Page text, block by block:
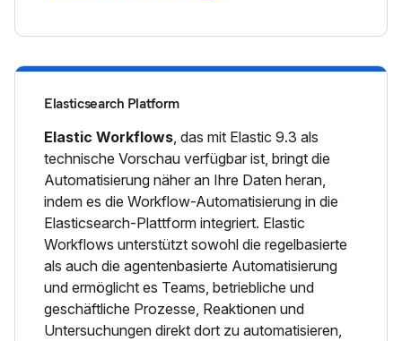
Elasticsearch Platform
Elastic Workflows, das mit Elastic 9.3 als
technische Vorschau verfügbar ist, bringt die
Automatisierung näher an Ihre Daten heran,
indem es die Workflow-Automatisierung in die
Elasticsearch-Plattform integriert. Elastic
Workflows unterstützt sowohl die regelbasierte
als auch die agentenbasierte Automatisierung
und ermöglicht es Teams, betriebliche und
geschäftliche Prozesse, Reaktionen und
Untersuchungen direkt dort zu automatisieren,